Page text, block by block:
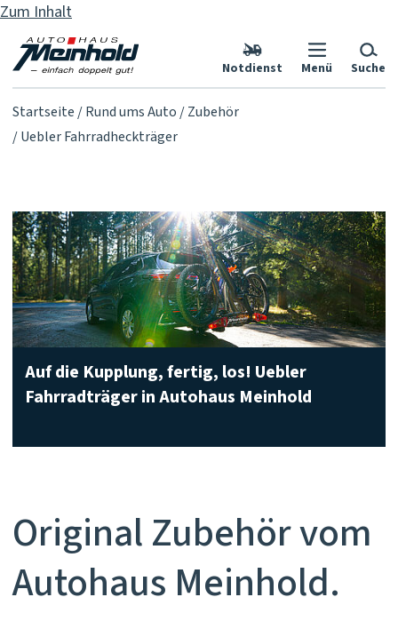
Zum Inhalt
Notdienst Menü Suche
Startseite Rund ums Auto
Zubehör
Uebler Fahrradheckträger
Auf die Kupplung, fertig, los! Uebler
Fahrradträger in Autohaus Meinhold
Original Zubehör vom
Autohaus Meinhold.